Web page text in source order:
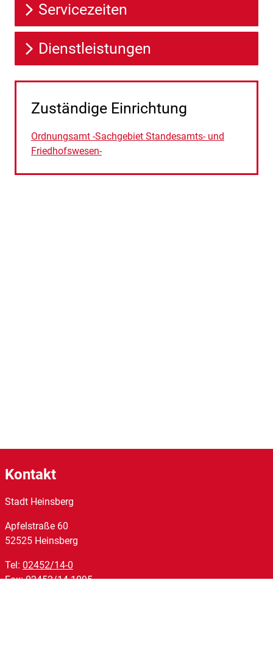
Servicezeiten
Dienstleistungen
Zuständige Einrichtung
Ordnungsamt -Sachgebiet Standesamts- und
Friedhofswesen-
Kontakt
Stadt Heinsberg
Apfelstraße 60
52525 Heinsberg
Tel: 02452/14-0
Fax:02452/14-1095